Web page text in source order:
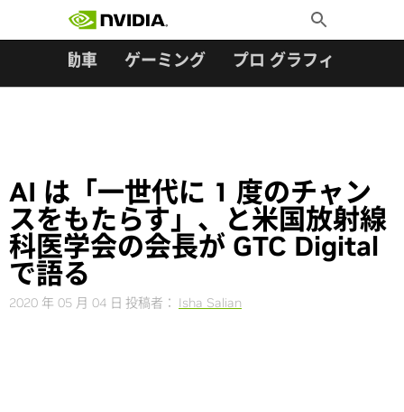
Toggle
Search
自動車 ゲーミング プロ グラフィックス
AI は「一世代に 1 度のチャン
スをもたらす」、と米国放射線
科医学会の会長が GTC Digital
で語る
2020 年 05 月 04 日 投稿者： Isha Salian